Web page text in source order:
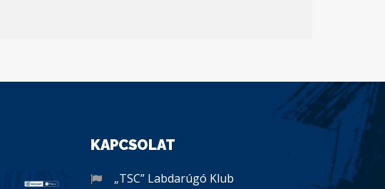
KAPCSOLAT
„TSC” Labdarúgó Klub